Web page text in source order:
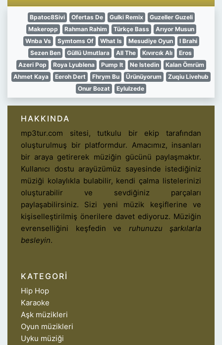
Bpatoc8Sivi Ofertas De Gulki Remix
Guzeller Guzeli
Makeropp
Rahman Rahim Türkçe Bass
Arıyor Musun
Wnba Vs
Symtoms Of What Is Mesudiye Oyun
I Brahi
Sezen Ben
Güllü Umutlara All The Kıvırcık Alı
Eros
Azeri Pop
Roya Lyublena Pump It Ne Istedin
Kalan Ömrüm
Ahmet Kaya
Eeroh Dert Fhrym Bu Ürünüyorum
Zuqiu Livehub
Onur Bozat
Eylulzede
HAKKINDA
mp3tur.com sitesi, tutkulu bir ekip tarafından
oluşturulmuş bir platformdur. Amacımız, insanları
bir araya getirerek müziğin gücünü paylaşmaktır.
Kullanıcı dostu arayüzümüz sayesinde istediğiniz
müziği kolaylıkla bulabilir, kendi çalma listelerinizi
oluşturabilir ve sevdiğiniz parçaları
paylaşabilirsiniz. Sizi yeni müzik keşiflerine ve
kişiselleştirilmiş önerilere davet ediyoruz. Müziğin
evrenselliğini keşfedin ve ruhunuzu şarkılarla
besleyin.
KATEGORI
Hip Hop
Karaoke
Aşk müzikleri
Oyun müzikleri
Uyku müziği